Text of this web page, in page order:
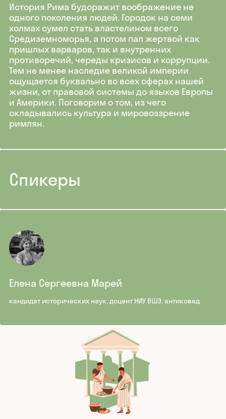
История Рима будоражит воображение не
одного поколения людей. Городок на семи
холмах сумел стать властелином всего
Средиземноморья, а потом пал жертвой как
пришлых варваров, так и внутренних
противоречий, череды кризисов и коррупции.
Тем не менее наследие великой империи
ощущается буквально во всех сферах нашей
жизни, от правовой системы до языков Европы
и Америки. Поговорим о том, из чего
складывались культура и мировоззрение
римлян.
Спикеры
Елена Сергеевна Марей
кандидат исторических наук, доцент НИУ ВШЭ, антиковед